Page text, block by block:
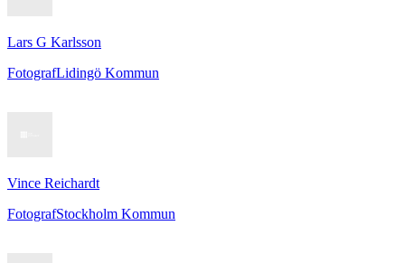
Lars G Karlsson
FotografLidingö Kommun
Vince Reichardt
FotografStockholm Kommun